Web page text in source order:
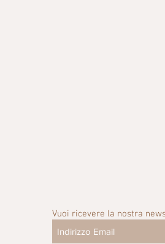
Vuoi ricevere la nostra